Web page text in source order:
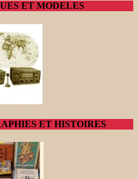
ET MODELES
ET HISTOIRES